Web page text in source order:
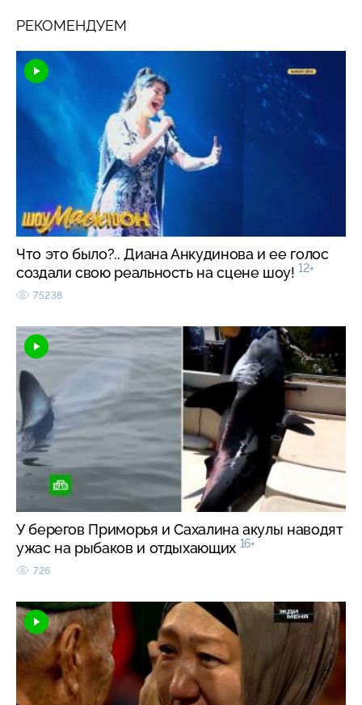
РЕКОМЕНДУЕМ
Что это было?.. Диана Анкудинова и ее голос
создали свою реальность на сцене шоу! 12+
75238
У берегов Приморья и Сахалина акулы наводят
ужас на рыбаков и отдыхающих 16+
726